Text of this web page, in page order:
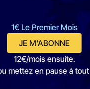
1€ Le Premier Mois
JE M'ABONNE
12€/mois ensuite.
mettez en pause à